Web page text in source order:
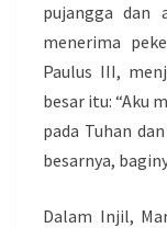
pujangga dan
menerima
Paulus III,
besar itu: “Aku
pada Tuhan
besarnya,
Dalam Injil,